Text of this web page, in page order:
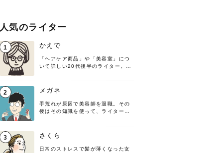
人気のライター
1 かえで
「ヘアケア商品」や「美容室」につ
いて詳しい20代後半のライター。楽
す！
2 メガネ
手荒れが原因で美容師を退職。その
後はその知識を使って、ライターと
髪の知識をわかりやすく紹介しま
す！
3 さくら
日常のストレスで髪が薄くなった女